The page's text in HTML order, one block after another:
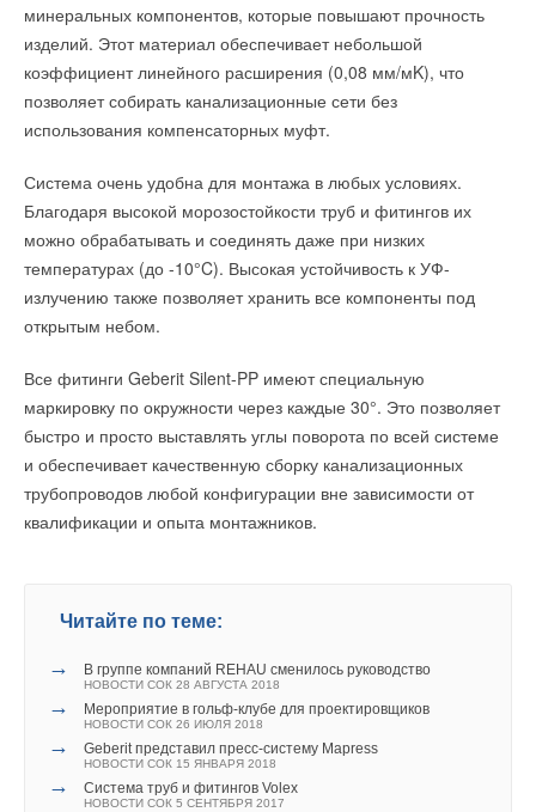
минеральных компонентов, которые повышают прочность
изделий. Этот материал обеспечивает небольшой
коэффициент линейного расширения (0,08 мм/мK), что
позволяет собирать канализационные сети без
использования компенсаторных муфт.
Система очень удобна для монтажа в любых условиях.
Благодаря высокой морозостойкости труб и фитингов их
можно обрабатывать и соединять даже при низких
температурах (до -10°C). Высокая устойчивость к УФ-
излучению также позволяет хранить все компоненты под
открытым небом.
Все фитинги Geberit Silent-PP имеют специальную
маркировку по окружности через каждые 30°. Это позволяет
быстро и просто выставлять углы поворота по всей системе
и обеспечивает качественную сборку канализационных
трубопроводов любой конфигурации вне зависимости от
квалификации и опыта монтажников.
Читайте по теме:
→ В группе компаний REHAU сменилось руководство
НОВОСТИ СОК 28 АВГУСТА 2018
→ Мероприятие в гольф-клубе для проектировщиков
НОВОСТИ СОК 26 ИЮЛЯ 2018
→ Geberit представил пресс-систему Mapress
НОВОСТИ СОК 15 ЯНВАРЯ 2018
→ Система труб и фитингов Volex
НОВОСТИ СОК 5 СЕНТЯБРЯ 2017
Уведомления отключены
Комментарии
В этой теме еще нет комментариев
Добавить комментарий
Ваш E-mail *
Текст комментария
Уведомления отключены
Комментарии
Добавить комментарий
Ваше имя *
Текст комментария